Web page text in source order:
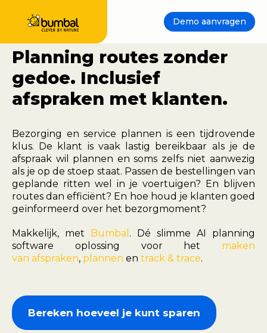
Demo aanvragen
Planning routes zonder
gedoe. Inclusief
afspraken met klanten.
Bezorging en service plannen is een tijdrovende
klus. De klant is vaak lastig bereikbaar als je de
afspraak wil plannen en soms zelfs niet aanwezig
als je op de stoep staat. Passen de bestellingen van
geplande ritten wel in je voertuigen? En blijven
routes dan efficiënt? En hoe houd je klanten goed
geïnformeerd over het bezorgmoment?
Makkelijk, met Bumbal . Dé slimme AI planning
software oplossing voor het maken
van afspraken, plannen en track & trace.
Bereken hoeveel je kunt sparen